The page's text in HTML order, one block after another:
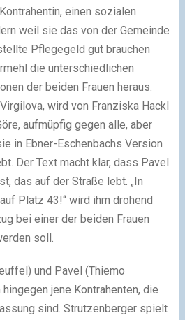
einen sozialen
weil sie das von der Gemeinde
Pflegegeld gut brauchen
die unterschiedlichen
der beiden Frauen heraus.
wird von Franziska Hackl
aufmüpfig gegen alle, aber
in Ebner-Eschenbachs Version
Der Text macht klar, dass Pavel
das auf der Straße lebt. „In
Platz 43!“ wird ihm drohend
bei einer der beiden Frauen
soll.
und Pavel (Thiemo
jene Kontrahenten, die
sind. Strutzenberger spielt